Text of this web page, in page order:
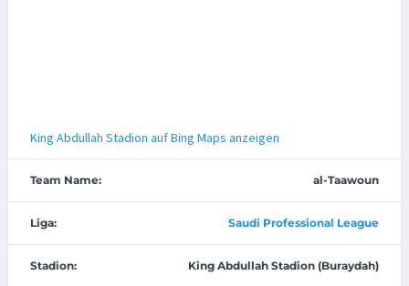
King Abdullah Stadion auf Bing Maps anzeigen
Team Name: al-Taawoun
Liga: Saudi Professional League
Stadion: King Abdullah Stadion (Buraydah)